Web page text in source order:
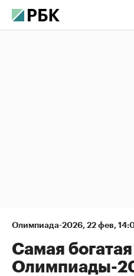
Олимпиада-2026, 22 фев,
Самая
Олимпиады-